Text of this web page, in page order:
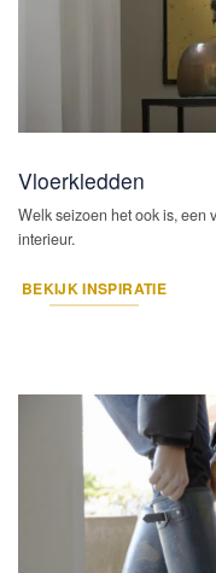
Vloerkledden
Welk seizoen het ook is, een
interieur.
BEKIJK INSPIRATIE